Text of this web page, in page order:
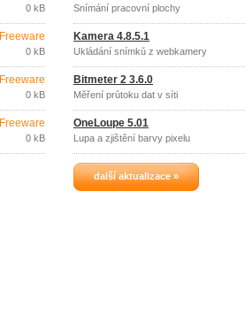
0 kB
Freeware
0 kB
Freeware
0 kB
Freeware
0 kB
Snímání pracovní plochy
Kamera 4.8.5.1
Ukládání snímků z webkamery
Bitmeter 2 3.6.0
Měření průtoku dat v síti
OneLoupe 5.01
Lupa a zjištění barvy pixelu
další aktualizace »